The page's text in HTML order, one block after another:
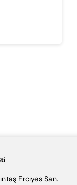
Erciyes San.